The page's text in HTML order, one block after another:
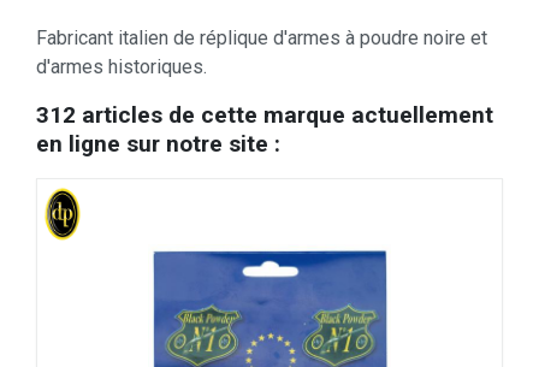
Fabricant italien de réplique d'armes à poudre noire et
d'armes historiques.
312 articles de cette marque actuellement
en ligne sur notre site :